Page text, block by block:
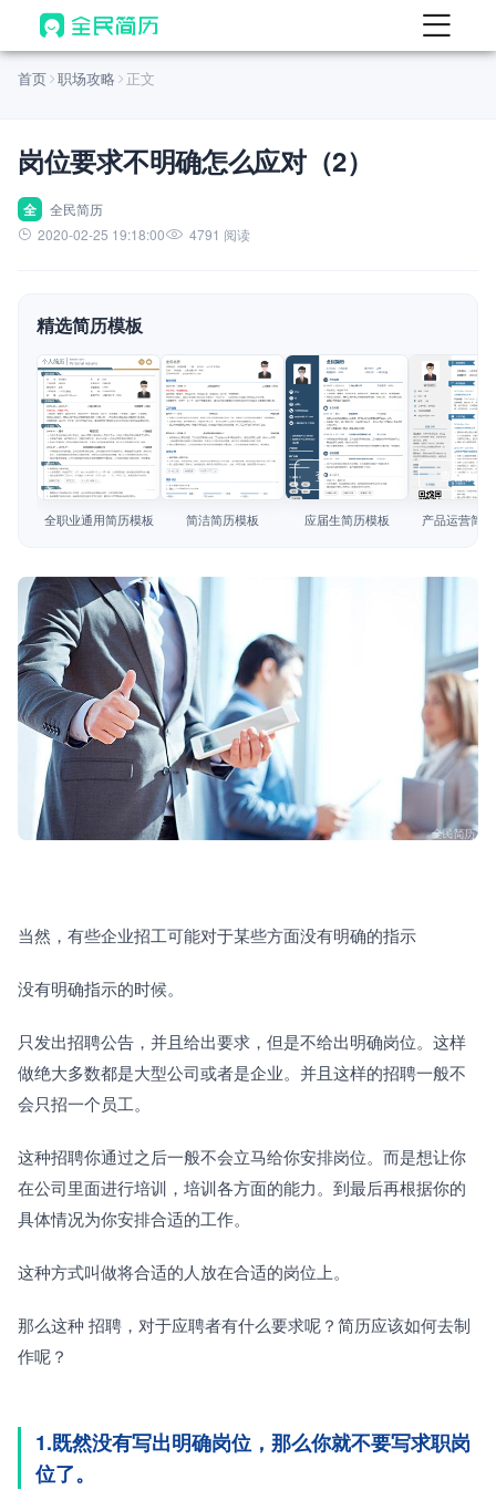
首页
AI 生成简历
AI 优化简历
AI 翻译简历
AI 模拟面试
面试自我介绍
AI 职场工具 New
简历模板
简历教程
首页 职场攻略 正文
岗位要求不明确怎么应对（2）
全
全民简历
2020-02-25 19:18:00
4791 阅读
精选简历模板
查看模板
全职业通用简历模板
查看模板
简洁简历模板
查看模板
应届生简历模板
查看模板
产品运营简
当然，有些企业招工可能对于某些方面没有明确的指示
没有明确指示的时候。
只发出招聘公告，并且给出要求，但是不给出明确岗位。这样
做绝大多数都是大型公司或者是企业。并且这样的招聘一般不
会只招一个员工。
这种招聘你通过之后一般不会立马给你安排岗位。而是想让你
在公司里面进行培训，培训各方面的能力。到最后再根据你的
具体情况为你安排合适的工作。
这种方式叫做将合适的人放在合适的岗位上。
那么这种 招聘，对于应聘者有什么要求呢？简历应该如何去制
作呢？
1.既然没有写出明确岗位，那么你就不要写求职岗
位了。